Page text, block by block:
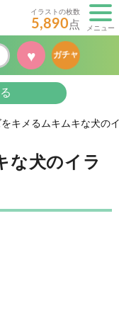
イラストの枚数
5,890点 メニュー
♥ ガチャ
キメるムキムキな犬の
な犬のイラ